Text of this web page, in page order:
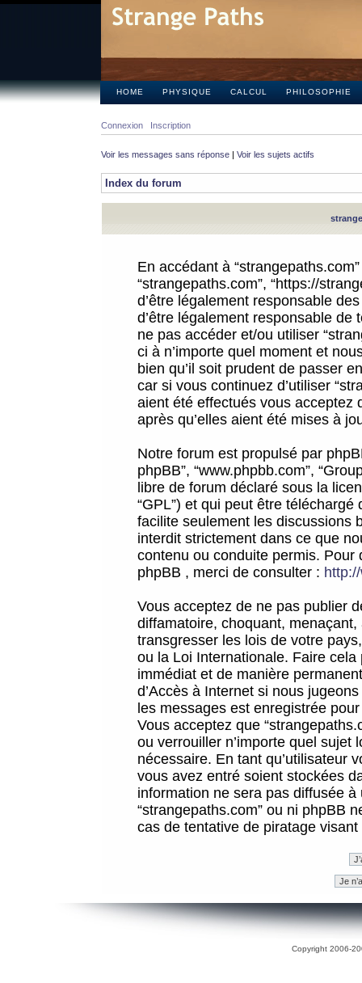
HOME PHYSIQUE CALCUL PHILOSOPHIE
Connexion Inscription
Voir les messages sans réponse | Voir les sujets actifs
Index du forum
En accédant à
“strangepaths.com”, “https://
d’être légalement responsable
d’être légalement responsable
ne pas accéder et/ou utiliser
ci à n’importe quel moment et
bien qu’il soit prudent de passer
car si vous continuez d’utiliser
aient été effectués vous acceptez
après qu’elles aient été mises à
Notre forum est propulsé par
phpBB”, “www.phpbb.com”,
libre de forum déclaré sous la
“GPL”) et qui peut être téléchargé
facilite seulement les discussions
interdit strictement dans ce que
contenu ou conduite permis.
phpBB , merci de consulter :
Vous acceptez de ne pas publier
diffamatoire, choquant,
transgresser les lois de votre
ou la Loi Internationale. Faire
immédiat et de manière
d’Accès à Internet si nous
les messages est enregistrée
Vous acceptez que
ou verrouiller n’importe quel sujet
nécessaire. En tant qu’utilisateur
vous avez entré soient stockées
information ne sera pas diffusée
“strangepaths.com” ou ni phpBB
cas de tentative de piratage
Copyright 2006-